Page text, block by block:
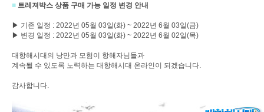
■ 트레져박스 상품 구매 가능 일정 변경 안내
▶ 기존 일정 : 2022년 05월 03일(화) ~ 2022년 6월 03일(금)
▶ 변경 일정 : 2022년 05월 03일(화) ~ 2022년 6월 02일(목)
대항해시대의 낭만과 모험이 항해자님들과
계속될 수 있도록 노력하는 대항해시대 온라인이 되겠습니다.
감사합니다.